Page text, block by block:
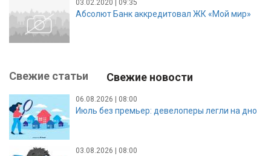
03.02.2020 | 09:35
Абсолют Банк аккредитовал ЖК «Мой мир»
Свежие статьи Свежие новости
06.08.2026 | 08:00
Июль без премьер: девелоперы легли на дно
03.08.2026 | 08:00